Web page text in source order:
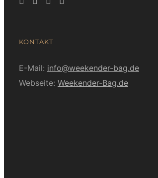
KONTAKT
E-Mail: info@weekender-bag.de
Webseite: Weekender-Bag.de